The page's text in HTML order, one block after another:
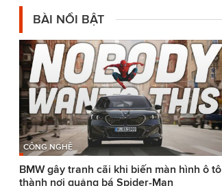
BÀI NỔI BẬT
CÔNG NGHỆ
BMW gây tranh cãi khi biến màn hình ô tô
thành nơi quảng bá Spider-Man